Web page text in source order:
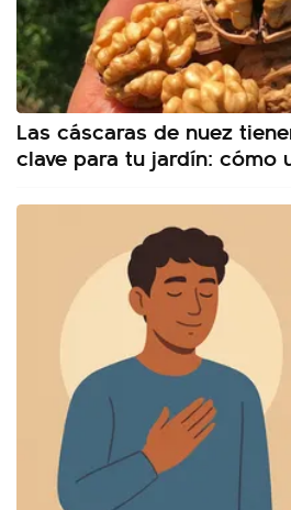
Las cáscaras de nuez
clave para tu jardín: cómo